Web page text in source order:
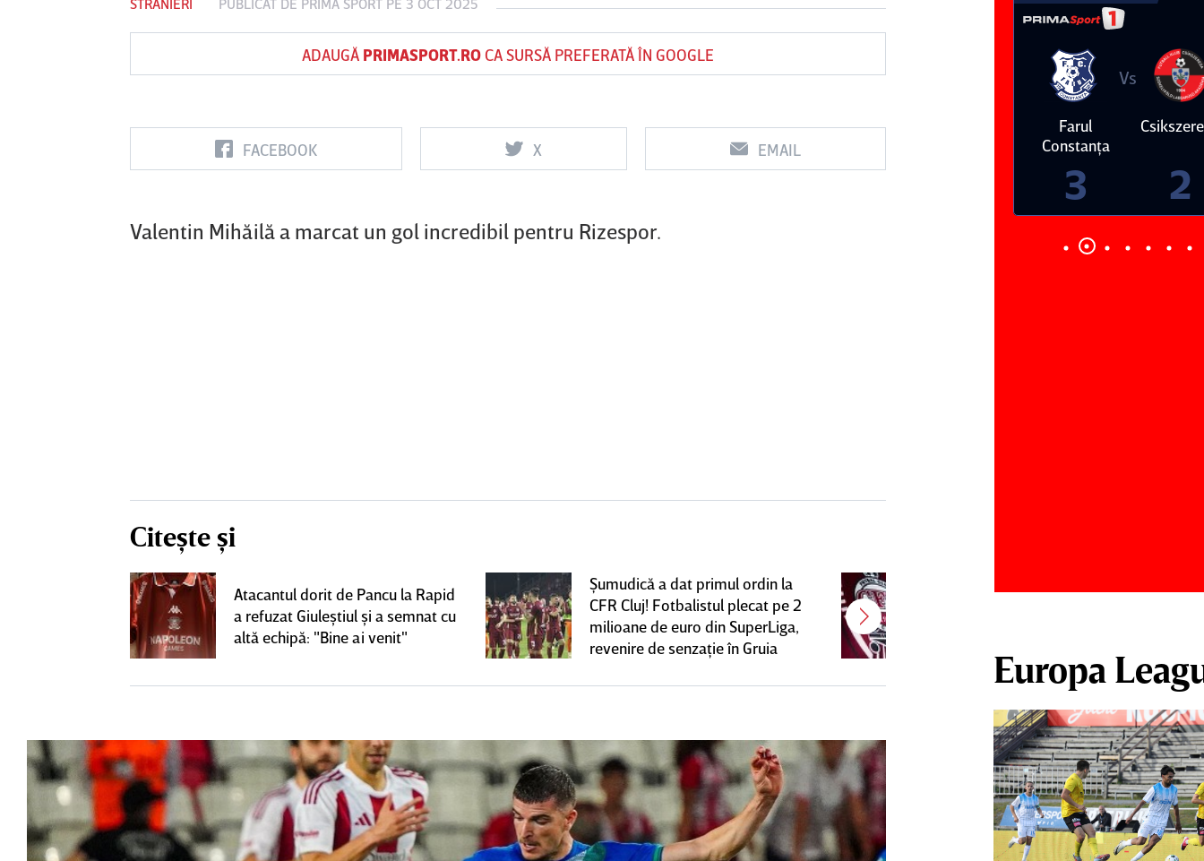
STRANIERI PUBLICAT DE PRIMA SPORT PE 3 OCT 2025
ADAUGĂ PRIMASPORT.ROCA SURSĂ PREFERATĂ ÎN GOOGLE
FACEBOOK X EMAIL
Valentin Mihăilă a marcat un gol incredibil pentru Rizespor.
Citește și
Atacantul dorit de Pancu la Rapid
a refuzat Giuleştiul şi a semnat cu
altă echipă: "Bine ai venit"
Şumudică a dat primul ordin la
CFR Cluj! Fotbalistul plecat pe 2
milioane de euro din SuperLiga,
revenire de senzaţie în Gruia
”Am bătut palma!” CFR Cluj are
FC Botoşani
Vs
Corvinul
Hunedoara
Sepsi OSK Sf
Vs
FCSB UTA Arad
0
Vs
Rapid
0
Farul
3
Vs
Dinamo
4
Vs
FC
0
Europa